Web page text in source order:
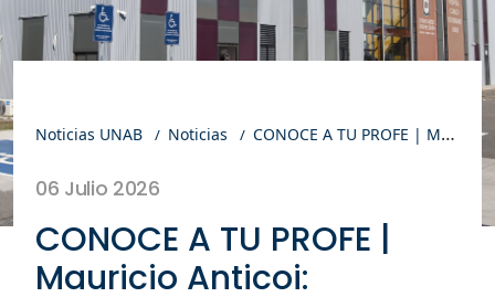
Noticias UNAB Noticias CONOCE A TU PROFE | Mauricio Anticoi: inculcando el bienestar de los animales en Medicina Veterinaria UNAB Concepción
06 Julio 2026
CONOCE A TU PROFE |
Mauricio Anticoi: